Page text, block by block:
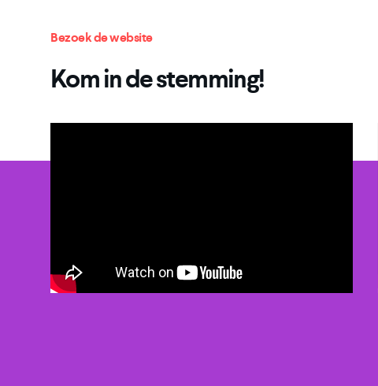
Bezoek de website
Kom in de stemming!